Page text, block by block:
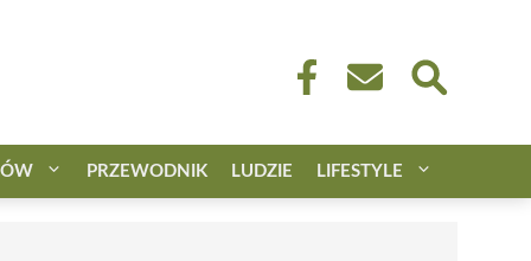
PRZEWODNIK LUDZIE LIFESTYLE